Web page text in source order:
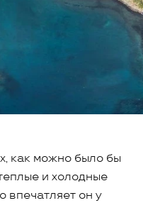
как можно было бы
и холодные
впечатляет он у